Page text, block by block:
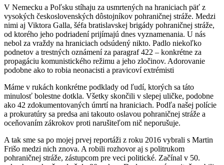
V Nemecku a Poľsku stíhaju za usmrtených na hraniciach päť z
vysokých československých dôstojníkov pohraničnej stráže. Medzi
nimi aj Viktora Galla, šéfa bratislavskej brigády pohraničnej stráže,
od ktorého jeho podriadení prijímajú dnes vyznamenania. U nás
nebol za vraždy na hraniciach odsúdený nikto. Padlo niekoľko
podnetov a trestných oznámení za paragraf 422 – konkrétne za
propagáciu komunistického režimu a jeho zločinov. Adorovanie
podobne ako to robia neonacisti a pravicoví extrémisti
Máme v rukách konkrétne podklady od ľudí, ktorých sa táto
minulosť bolestne dotkla. Všetky skončili v slepej uličke, podobne
ako 42 zdokumentovaných úmrtí na hraniciach. Podľa našej polície
a prokuratúry sa predsa ani takouto oslavou pohraničnej stráže a
oceňovaním zákrokov proti narušiteľom nič neporušuje.
A tak sme sa po mojej prvej reportáži z roku 2016 vybrali s Martin
Frišo medzi nich znova. A robili rozhovor aj s politrukom
pohraničnej stráže, zástupcom pre veci politické. Začínal v 50.